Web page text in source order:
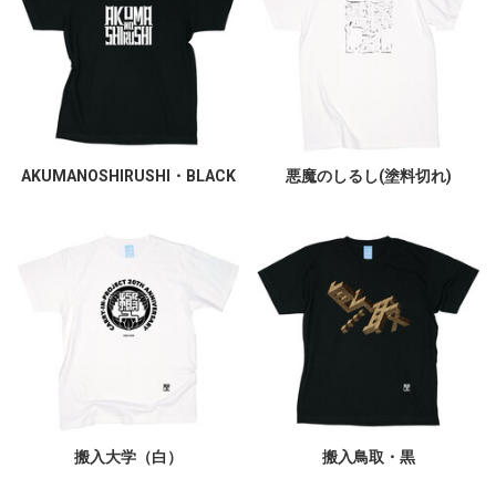
AKUMANOSHIRUSHI・BLACK 悪魔のしるし(塗料切れ)
搬入大学（白） 搬入鳥取・黒